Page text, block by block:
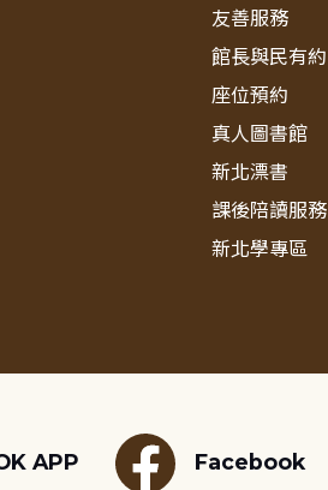
友善服務
館長與民有約
座位預約
真人圖書館
新北漂書
課後陪讀服務
新北學專區
APP Facebook